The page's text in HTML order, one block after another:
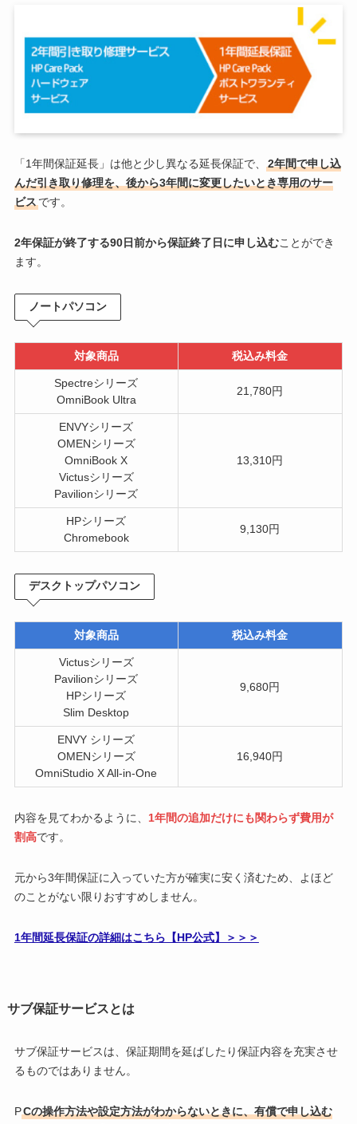
「1年間保証延長」は他と少し異なる延長保証で、
2年間で申し込
んだ引き取り修理を、後から3年間に変更したいとき専用のサー
ビスです。
2年保証が終了する90日前から保証終了日に申し込むことができ
ます。
ノートパソコン
対象商品 税込み料金
Spectreシリーズ
OmniBook Ultra
21,780円
ENVYシリーズ
OMENシリーズ
OmniBook X
Victusシリーズ
Pavilionシリーズ
13,310円
HPシリーズ
Chromebook
9,130円
デスクトップパソコン
対象商品 税込み料金
Victusシリーズ
Pavilionシリーズ
HPシリーズ
Slim Desktop
9,680円
ENVY シリーズ
OMENシリーズ
OmniStudio X All-in-One
16,940円
内容を見てわかるように、 1年間の追加だけにも関わらず費用が
割高です。
元から3年間保証に入っていた方が確実に安く済むため、よほど
のことがない限りおすすめしません。
1年間延長保証の詳細はこちら【HP公式】＞＞＞
サブ保証サービスとは
サブ保証サービスは、保証期間を延ばしたり保証内容を充実させ
るものではありません。
PCの操作方法や設定方法がわからないときに、有償で申し込む